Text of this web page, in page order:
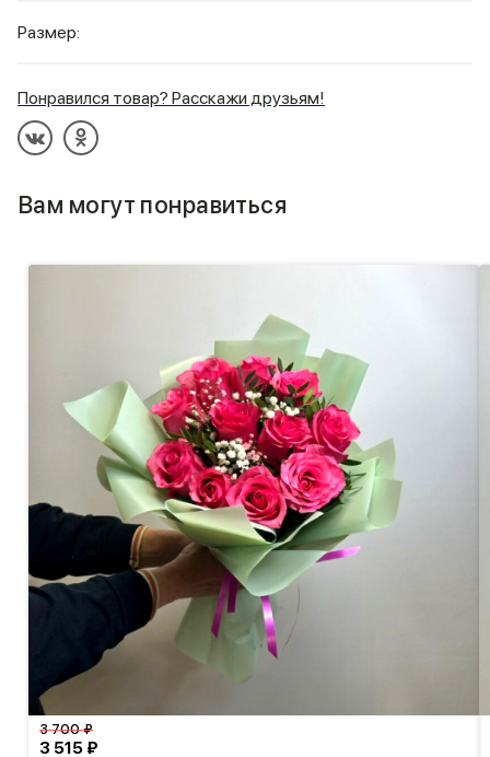
Размер:
Понравился товар? Расскажи друзьям!
Вам могут понравиться
3 515 ₽
3 700 ₽